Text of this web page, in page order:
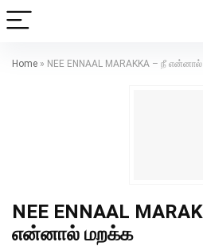
Home » NEE ENNAAL MARAKKA – நீ
NEE ENNAAL
என்னால் மறக்க